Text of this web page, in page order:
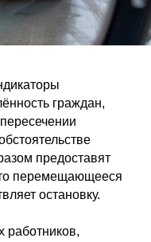
граждан,
предоставят
перемещающееся
остановку.
работников,